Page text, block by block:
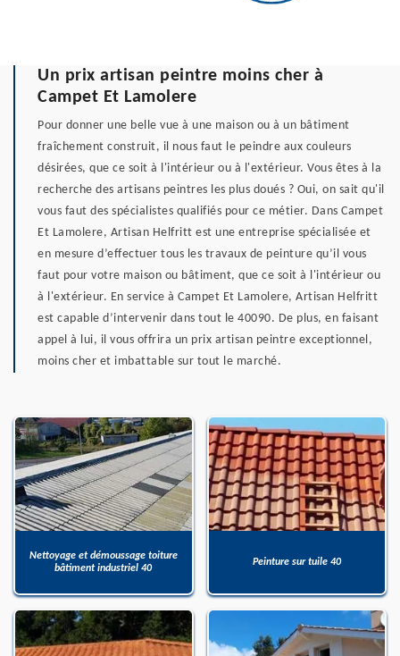
Un prix artisan peintre moins cher à
Campet Et Lamolere
Pour donner une belle vue à une maison ou à un bâtiment
fraîchement construit, il nous faut le peindre aux couleurs
désirées, que ce soit à l'intérieur ou à l'extérieur. Vous êtes à la
recherche des artisans peintres les plus doués ? Oui, on sait qu'il
vous faut des spécialistes qualifiés pour ce métier. Dans Campet
Et Lamolere, Artisan Helfritt est une entreprise spécialisée et
en mesure d’effectuer tous les travaux de peinture qu’il vous
faut pour votre maison ou bâtiment, que ce soit à l'intérieur ou
à l'extérieur. En service à Campet Et Lamolere, Artisan Helfritt
est capable d’intervenir dans tout le 40090. De plus, en faisant
appel à lui, il vous offrira un prix artisan peintre exceptionnel,
moins cher et imbattable sur tout le marché.
Nettoyage et démoussage toiture
bâtiment industriel 40
Peinture sur tuile 40